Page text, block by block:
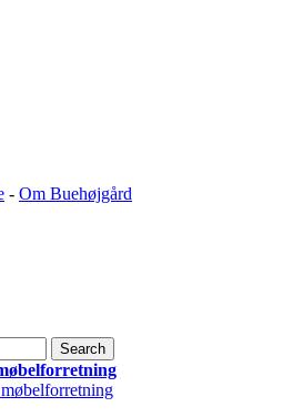
- Om Buehøjgård
Search